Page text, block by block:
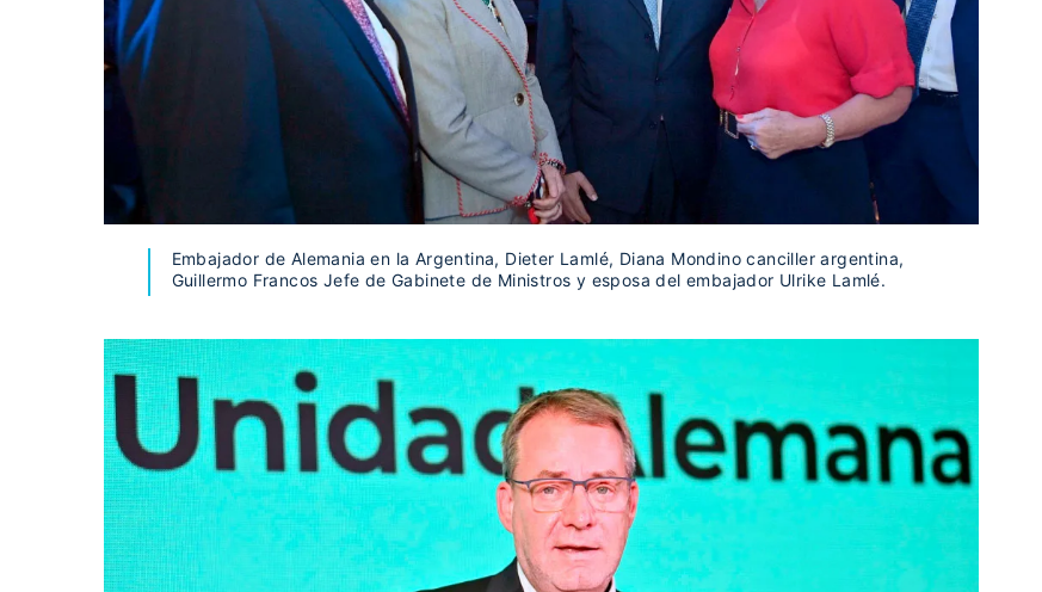
Embajador de Alemania en la Argentina, Dieter Lamlé, Diana Mondino canciller argentina,
Guillermo Francos Jefe de Gabinete de Ministros y esposa del embajador Ulrike Lamlé.